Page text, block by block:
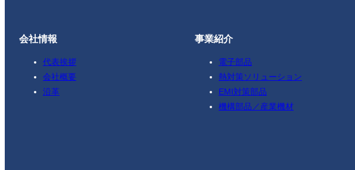
会社情報
代表挨拶
会社概要
沿革
事業紹介
電子部品
熱対策ソリューション
EMI対策部品
機構部品／産業機材